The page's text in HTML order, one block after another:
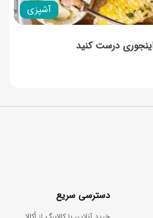
آشپزی
درست کنید
دسترسی سریع